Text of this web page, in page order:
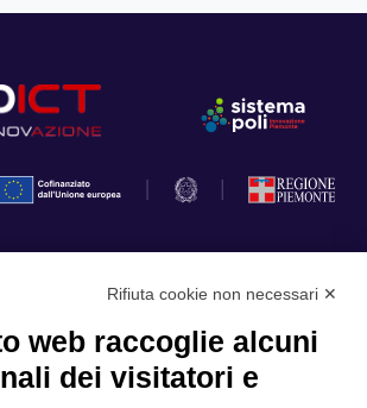
Rifiuta cookie non necessari ✕
web raccoglie alcuni
dei visitatori e